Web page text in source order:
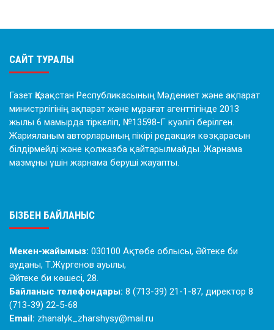
САЙТ ТУРАЛЫ
Газет Қазақстан Республикасының Мәдениет және ақпарат
министрлігінің ақпарат және мұрағат агенттігінде 2013
жылы 6 мамырда тіркеліп, №13598-Г куәлігі берілген.
Жарияланым авторларының пікірі редакция көзқарасын
білдірмейді және қолжазба қайтарылмайды. Жарнама
мазмұны үшін жарнама беруші жауапты.
БІЗБЕН БАЙЛАНЫС
Мекен-жайымыз: 030100 Ақтөбе облысы, Әйтеке би
ауданы, Т.Жүргенов ауылы,
Әйтеке би көшесі, 28.
Байланыс телефондары: 8 (713-39) 21-1-87, директор 8
(713-39) 22-5-68
Email: zhanalyk_zharshysy@mail.ru